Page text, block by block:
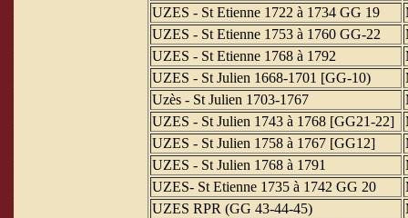
UZES - St Etienne 1722 à 1734 GG 19
UZES - St Etienne 1753 à 1760 GG-22
UZES - St Etienne 1768 à 1792
UZES - St Julien 1668-1701 [GG-10)
Uzès - St Julien 1703-1767
UZES - St Julien 1743 à 1768 [GG21-22]
UZES - St Julien 1758 à 1767 [GG12]
UZES - St Julien 1768 à 1791
UZES- St Etienne 1735 à 1742 GG 20
UZES RPR (GG 43-44-45)